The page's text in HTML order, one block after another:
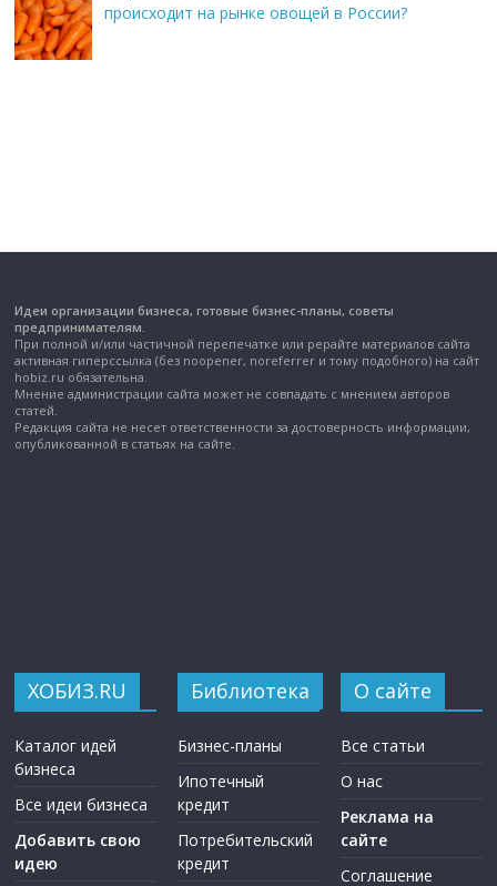
происходит на рынке овощей в России?
Идеи организации бизнеса, готовые бизнес-планы, советы
предпринимателям.
При полной и/или частичной перепечатке или рерайте материалов сайта
активная гиперссылка (без noopener, noreferrer и тому подобного) на сайт
hobiz.ru обязательна.
Мнение администрации сайта может не совпадать с мнением авторов
статей.
Редакция сайта не несет ответственности за достоверность информации,
опубликованной в статьях на сайте.
ХОБИЗ.RU
Каталог идей
бизнеса
Все идеи бизнеса
Добавить свою
идею
Библиотека
Бизнес-планы
Ипотечный
кредит
Потребительский
кредит
О сайте
Все статьи
О нас
Реклама на
сайте
Соглашение